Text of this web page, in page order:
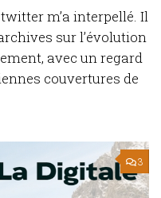
m’a interpellé. Il
sur l’évolution
avec un regard
couvertures de
3